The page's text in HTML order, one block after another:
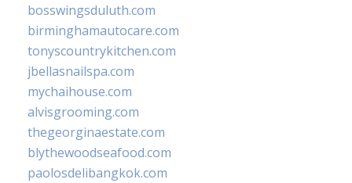
bosswingsduluth.com
birminghamautocare.com
tonyscountrykitchen.com
jbellasnailspa.com
mychaihouse.com
alvisgrooming.com
thegeorginaestate.com
blythewoodseafood.com
paolosdelibangkok.com